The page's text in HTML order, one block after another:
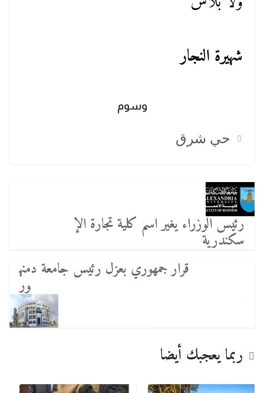
شهيرة النجار
وسوم
حي شرق
رئيس الوزراء يغير اسم كلية تجارة الإ
سكندرية
قرار جمهوري بعزل رئيس جامعة دمنه
ور
ربما يعجبك أيضا